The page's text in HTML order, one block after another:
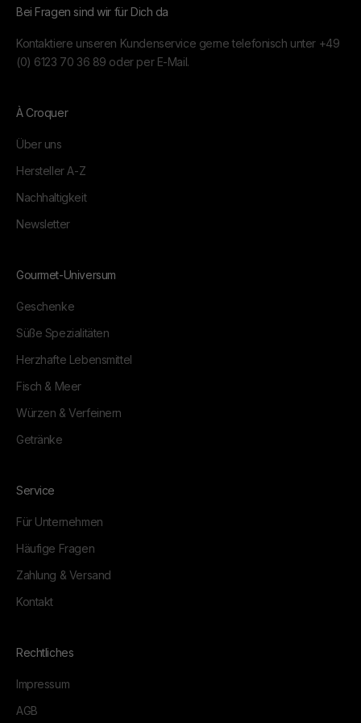
Bei Fragen sind wir für Dich da
Kontaktiere unseren Kundenservice gerne telefonisch unter +49
(0) 6123 70 36 89 oder per E-Mail.
À Croquer
Über uns
Hersteller A-Z
Nachhaltigkeit
Newsletter
Gourmet-Universum
Geschenke
Süße Spezialitäten
Herzhafte Lebensmittel
Fisch & Meer
Würzen & Verfeinern
Getränke
Service
Für Unternehmen
Häufige Fragen
Zahlung & Versand
Kontakt
Rechtliches
Impressum
AGB